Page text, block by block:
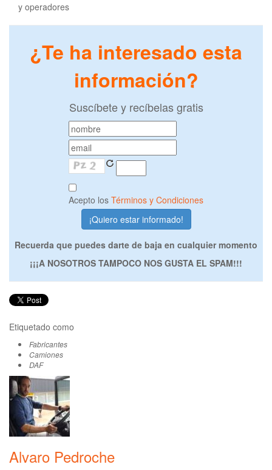
y operadores
¿Te ha interesado esta
información?
Suscíbete y recíbelas gratis
Acepto los Términos y Condiciones
Recuerda que puedes darte de baja en cualquier momento
¡¡¡A NOSOTROS TAMPOCO NOS GUSTA EL SPAM!!!
Etiquetado como
Fabricantes
Camiones
DAF
Alvaro Pedroche